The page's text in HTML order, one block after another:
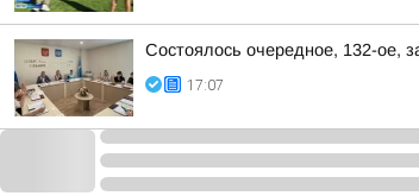
Состоялось очередное, 132-ое,
17:07